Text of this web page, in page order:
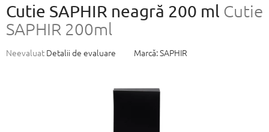
Cutie SAPHIR neagră 200 ml Cutie
SAPHIR 200ml
Evaluarea
Neevaluat Detalii de evaluare Marcă:SAPHIR